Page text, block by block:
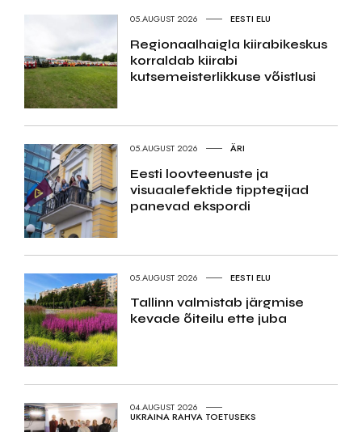
05.AUGUST 2026 EESTI ELU
Regionaalhaigla kiirabikeskus
korraldab kiirabi
kutsemeisterlikkuse võistlusi
05.AUGUST 2026 ÄRI
Eesti loovteenuste ja
visuaalefektide tipptegijad
panevad ekspordi
05.AUGUST 2026 EESTI ELU
Tallinn valmistab järgmise
kevade õiteilu ette juba
04.AUGUST 2026
UKRAINA RAHVA TOETUSEKS